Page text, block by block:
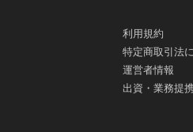
利用規約
特定商取引法
運営者情報
出資・業務提